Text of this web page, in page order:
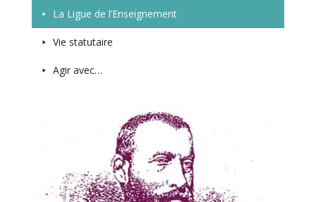
La Ligue de l’Enseignement
Vie statutaire
Agir avec…